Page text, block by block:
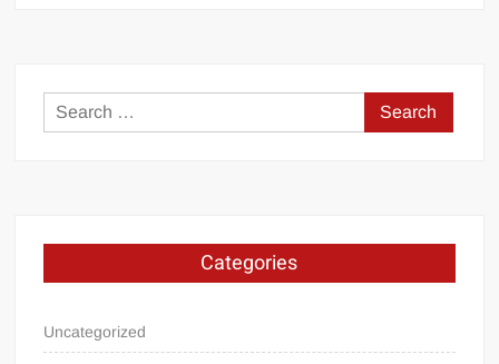
Search
for:
Categories
Uncategorized